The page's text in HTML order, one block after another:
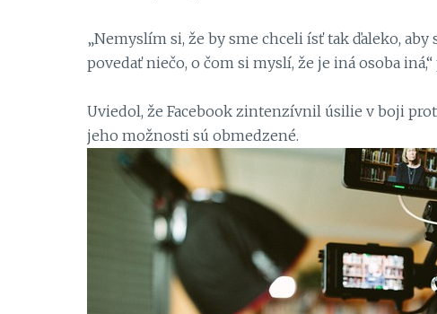
„Nemyslím si, že by sme chceli ísť tak ďaleko,
povedať niečo, o čom si myslí, že je iná osoba iná,“
Uviedol, že Facebook zintenzívnil úsilie v boji
jeho možnosti sú obmedzené.